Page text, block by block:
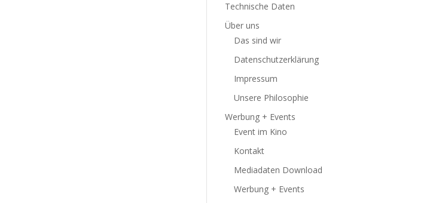
Technische Daten
Über uns
Das sind wir
Datenschutzerklärung
Impressum
Unsere Philosophie
Werbung + Events
Event im Kino
Kontakt
Mediadaten Download
Werbung + Events